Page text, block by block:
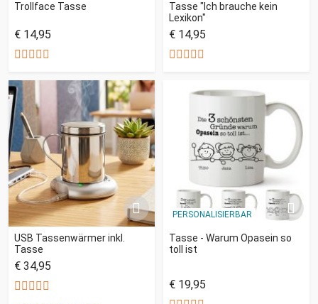
Trollface Tasse
€ 14,95
Tasse "Ich brauche kein
Lexikon"
€ 14,95
USB Tassenwärmer inkl.
Tasse
€ 34,95
PERSONALISIERBAR
Tasse - Warum Opasein so
toll ist
€ 19,95